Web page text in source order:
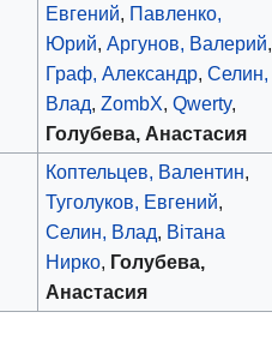
Евгений, Павленко,
Юрий,Аргунов, Валерий,
Граф, Александр,Селин,
Влад,ZombX,Qwerty,
Голубева, Анастасия
Коптельцев, Валентин,
Туголуков, Евгений,
Селин, Влад, Вiтана
Нирко, Голубева,
Анастасия